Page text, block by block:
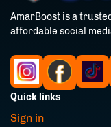
AmarBoost is a
affordable social
Quick links
Sign in